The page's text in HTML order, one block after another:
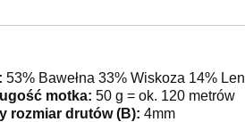
53% Bawełna 33% Wiskoza 14% Len
motka: 50 g = ok. 120 metrów
rozmiar drutów (B): 4mm